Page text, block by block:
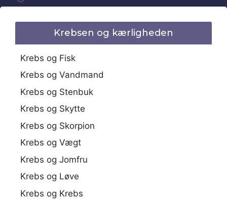
Krebsen og kærligheden
Krebs og Fisk
Krebs og Vandmand
Krebs og Stenbuk
Krebs og Skytte
Krebs og Skorpion
Krebs og Vægt
Krebs og Jomfru
Krebs og Løve
Krebs og Krebs